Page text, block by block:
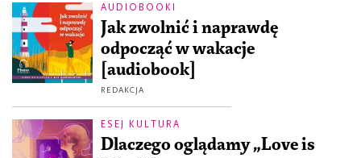
AUDIOBOOKI
Jak zwolnić i naprawdę
odpocząć w wakacje
[audiobook]
REDAKCJA
ESEJ KULTURA
Dlaczego oglądamy „Love is